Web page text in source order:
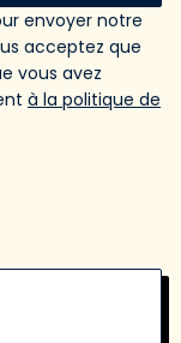
envoyer notre
acceptez que
vous avez
à la politique de